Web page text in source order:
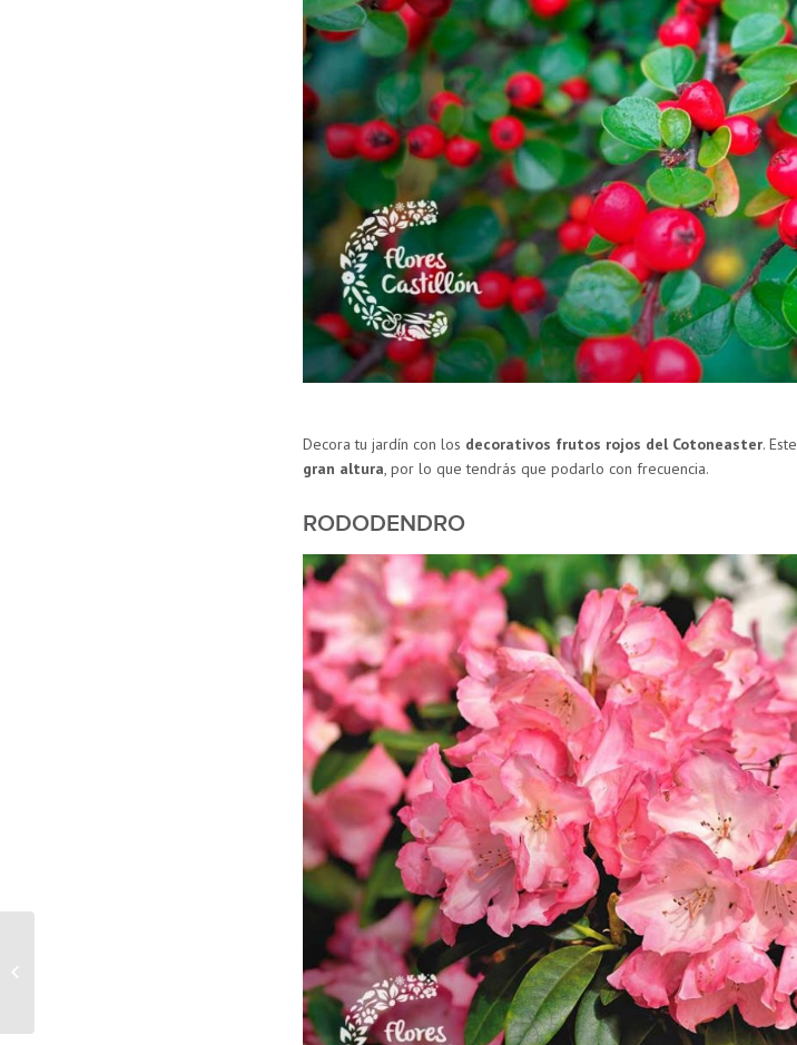
Decora tu jardín con los decorativos frutos rojos del Cotoneaster. Este
gran altura , por lo que tendrás que podarlo con frecuencia.
RODODENDRO